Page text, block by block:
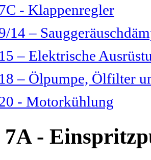
- Klappenregler
14 –
– Elektrische
– Ölpumpe, Ölfilter
- Motorkühlung
-